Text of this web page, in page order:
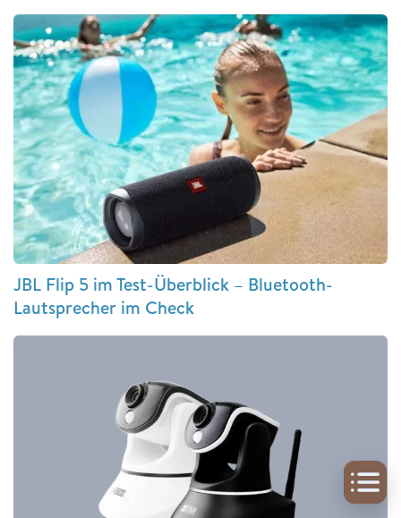
JBL Flip 5 im Test-Überblick – Bluetooth-
Lautsprecher im Check